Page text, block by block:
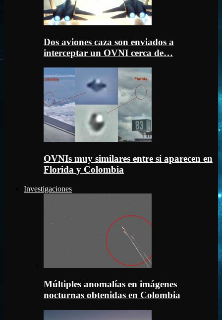
Dos aviones caza son enviados a
interceptar un OVNI cerca de…
OVNIs muy similares entre sí aparecen en
Florida y Colombia
Investigaciones
Múltiples anomalías en imágenes
nocturnas obtenidas en Colombia